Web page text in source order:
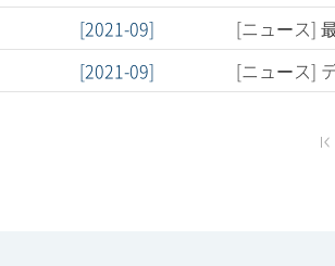
[2021-09] [ニュース]
[2021-09] [ニュース]